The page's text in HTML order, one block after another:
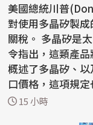
美國總統川普
對使用多晶矽製
關稅。 多晶矽是太陽能板和半導體的關鍵材料。行政命
令指出，這類產
概述了多晶矽、
口價格，這項規定也將在
說明...
15 小時